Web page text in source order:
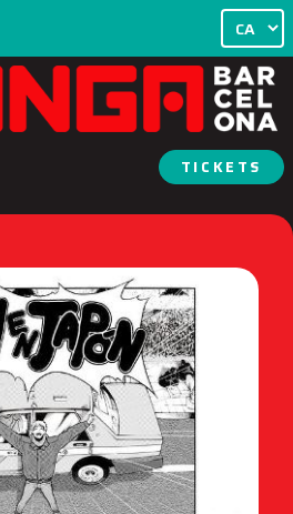
TICKETS